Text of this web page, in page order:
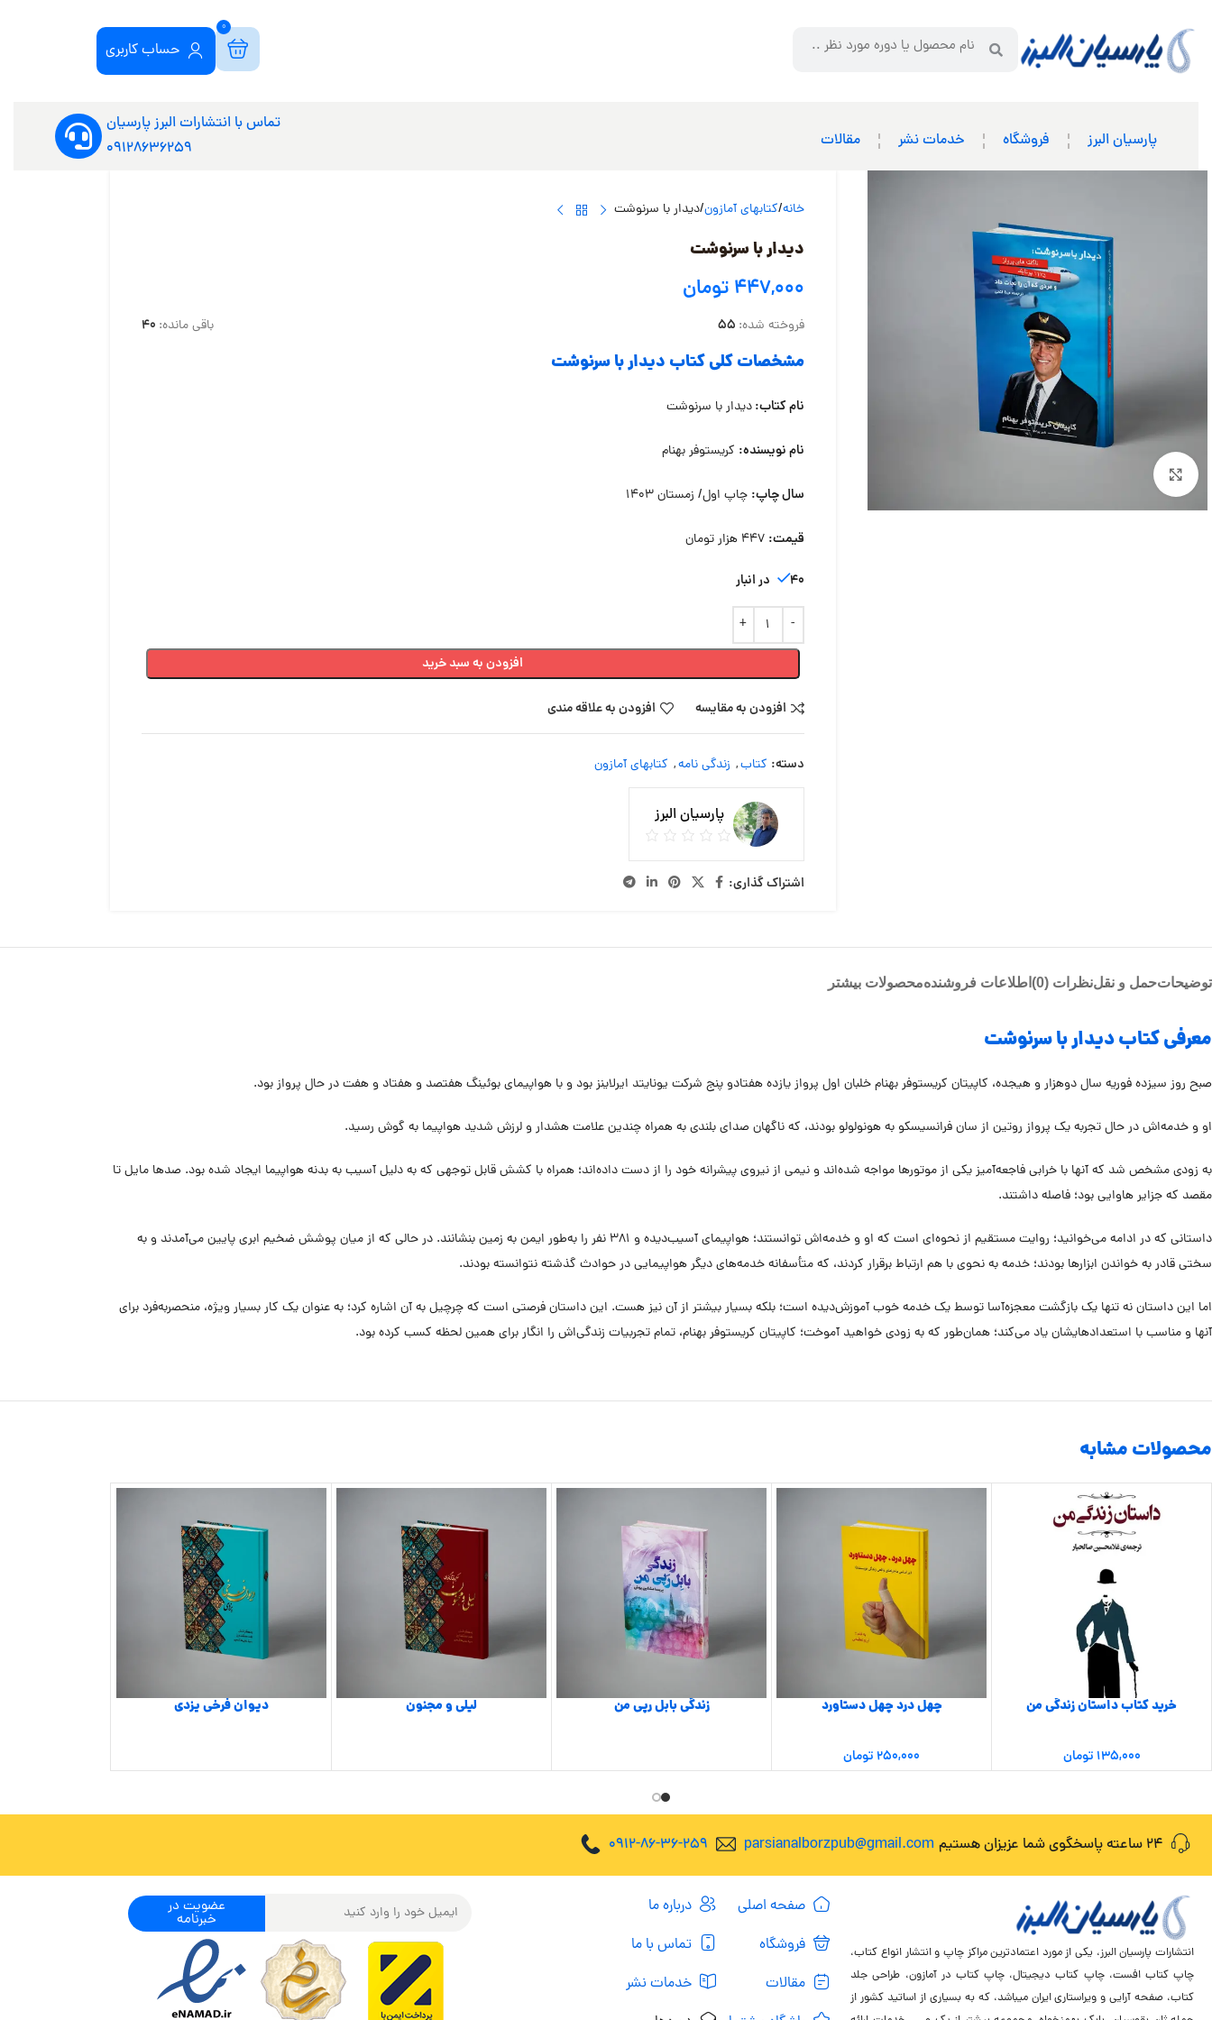
حساب کاربری
0
پارسیان البرز فروشگاه خدمات نشر مقالات
تماس با انتشارات البرز پارسیان
09128636259
خانه کتابهای آمازون دیدار با سرنوشت
دیدار با سرنوشت
۴۴۷,۰۰۰ تومان
فروخته شده: 55 باقی مانده: 40
مشخصات کلی کتاب دیدار با سرنوشت
نام کتاب:دیدار با سرنوشت
نام نویسنده: کریستوفر بهنام
سال چاپ: چاپ اول/ زمستان 1403
قیمت: 447 هزار تومان
40 در انبار
افزودن به سبد خرید
افزودن به مقایسه افزودن به علاقه مندی
دسته: کتاب, زندگی نامه, کتابهای آمازون
پارسیان البرز
اشتراک گذاری:
توضیحاتحمل و نقلنظرات (0) اطلاعات فروشندهمحصولات بیشتر
معرفی کتاب دیدار با سرنوشت
صبح روز سیزده فوریه سال دوهزار و هیجده، کاپیتان کریستوفر بهنام خلبان اول پرواز یازده هفتادو پنج شرکت یونایتد ایرلاینز بود و با هواپیمای بوئینگ هفتصد و هفتاد و هفت در حال پرواز بود.
او و خدمه‌اش در حال تجربه یک پرواز روتین از سان فرانسیسکو به هونولولو بودند، که ناگهان صدای بلندی به همراه چندین علامت هشدار و لرزش شدید هواپیما به گوش رسید.
به زودی مشخص شد که آنها با خرابی فاجعه‌آمیز یکی از موتورها مواجه شده‌اند و نیمی از نیروی پیشرانه خود را از دست داده‌اند؛ همراه با کشش قابل توجهی که به دلیل آسیب به بدنه هواپیما ایجاد شده بود. صدها مایل تا
مقصد که جزایر هاوایی بود؛ فاصله داشتند.
داستانی که در ادامه می‌خوانید؛ روایت مستقیم از نحوه‌ای است که او و خدمه‌اش توانستند؛ هواپیمای آسیب‌دیده و ۳۸۱ نفر را به‌طور ایمن به زمین بنشانند. در حالی که از میان پوشش ضخیم ابری پایین می‌آمدند و به
سختی قادر به خواندن ابزارها بودند؛ خدمه به نحوی با هم ارتباط برقرار کردند، که متأسفانه خدمه‌های دیگر هواپیمایی در حوادث گذشته نتوانسته بودند.
اما این داستان نه تنها یک بازگشت معجزه‌آسا توسط یک خدمه خوب آموزش‌دیده است؛ بلکه بسیار بیشتر از آن نیز هست. این داستان فرصتی است که چرچیل به آن اشاره کرد؛ به عنوان یک کار بسیار ویژه، منحصربه‌فرد برای
آنها و مناسب با استعدادهایشان یاد می‌کند؛ همان‌طور که به زودی خواهید آموخت؛ کاپیتان کریستوفر بهنام، تمام تجربیات زندگی‌اش را انگار برای همین لحظه کسب کرده بود.
محصولات مشابه
خرید کتاب داستان زندگی من
۱۳۵,۰۰۰ تومان
چهل درد چهل دستاورد
۲۵۰,۰۰۰تومان
زندگی بابل رپی من لیلی و مجنون دیوان فرخی یزدی
24 ساعته پاسخگوی شما عزیزان هستیم parsianalborzpub@gmail.com
0912-86-36-259
انتشارات پارسیان البرز، یکی از مورد اعتمادترین مراکز چاپ و انتشار انواع کتاب،
چاپ کتاب افست، چاپ کتاب دیجیتال، چاپ کتاب در آمازون، طراحی جلد
کتاب، صفحه آرایی و ویراستاری ایران میباشد، که به بسیاری از اساتید کشور از
صفحه اصلی
فروشگاه
مقالات
درباره ما
تماس با ما
خدمات نشر
عضویت در
خبرنامه